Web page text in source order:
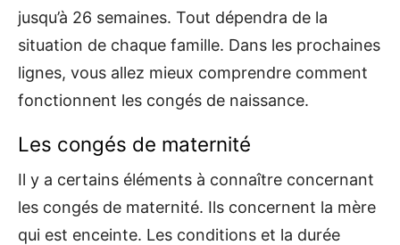
jusqu’à 26 semaines. Tout dépendra de la
situation de chaque famille. Dans les prochaines
lignes, vous allez mieux comprendre comment
fonctionnent les congés de naissance.
Les congés de maternité
Il y a certains éléments à connaître concernant
les congés de maternité. Ils concernent la mère
qui est enceinte. Les conditions et la durée